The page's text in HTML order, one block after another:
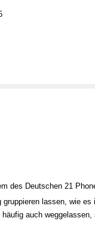
des Deutschen 21
gruppieren lassen, wie
auch